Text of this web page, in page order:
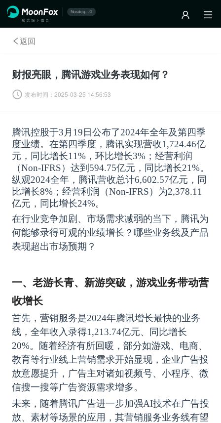
返回
财报亮眼，腾讯游戏业务表现如何？
发布时间： 2025-03-25 14:56:53
腾讯控股于3月19日公布了2024年全年及第四季
度业绩。在第四季度，腾讯实现营收1,724.46亿
元，同比增长11%，环比增长3%；经营利润
（Non-IFRS）达到594.75亿元，同比增长21%。
纵观2024全年，腾讯营收总计6,602.57亿元，同
比增长8%；经营利润（Non-IFRS）为2,378.11
亿元，同比增长24%。
在行业竞争加剧、市场需求减弱的当下，腾讯为
何能够录得可观的业绩增长？哪些业务线及产品
表现超出市场预期？
一、老游长青、新游突破，游戏业务带动营
收增长
首先，营销服务是2024年腾讯增长最快的业务
线，全年收入录得1,213.74亿元、同比增长
20%。随着经济有所回暖，部分如游戏、电商、
教育等行业线上营销需求开始显现，企业广告投
放意愿提升，广告主对诸如视频号、小程序、 微
信搜一搜等广告资源需求增多。
未来，随着腾讯广告进一步加强AI技术在广告投
放、素材等场景的应用，其营销服务业务线有望